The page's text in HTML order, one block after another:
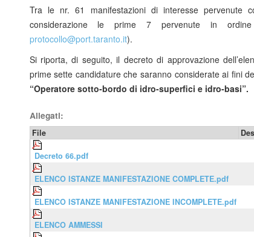
Tra le nr. 61 manifestazioni di interesse pervenute
considerazione le prime 7 pervenute in ordine
protocollo@port.taranto.it).
Si riporta, di seguito, il decreto di approvazione
prime sette candidature che saranno considerate ai fini
“Operatore sotto-bordo di idro-superfici e idro-basi”.
Allegati:
File
Decreto 66.pdf
ELENCO ISTANZE MANIFESTAZIONE COMPLETE.pdf
ELENCO ISTANZE MANIFESTAZIONE INCOMPLETE.pdf
ELENCO AMMESSI